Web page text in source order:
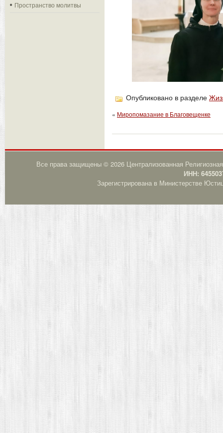
Пространство молитвы
Опубликовано в разделе
« Миропомазание в Благовещенке
Все права защищены © 2026 Централизованная
ИНН:
Зарегистрирована в Министерстве